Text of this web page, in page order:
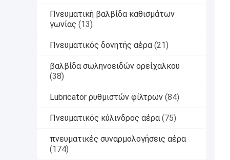
Πνευματική βαλβίδα καθισμάτων
γωνίας (13)
Πνευματικός δονητής αέρα (21)
βαλβίδα σωληνοειδών ορείχαλκου
(38)
Lubricator ρυθμιστών φίλτρων (84)
Πνευματικός κύλινδρος αέρα (75)
πνευματικές συναρμολογήσεις αέρα
(174)